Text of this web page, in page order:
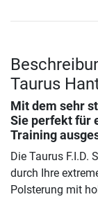
Taurus
Mit dem sehr
Sie perfekt für
Training
Die Taurus F.I.D.
durch Ihre
Polsterung mit